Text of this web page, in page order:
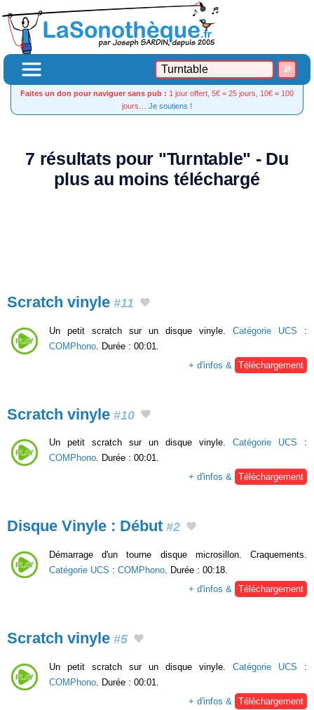
Faites un don pour naviguer sans pub : 1 jour offert, 5€ = 25 jours, 10€ = 100
jours… Je soutiens !
7 résultats pour "Turntable" - Du
plus au moins téléchargé
Scratch vinyle #11
Un petit scratch sur un disque vinyle. Catégorie UCS :
COMPhono . Durée : 00:01.
+ d'infos &
Téléchargement
Scratch vinyle #10
Un petit scratch sur un disque vinyle. Catégorie UCS :
COMPhono. Durée : 00:01.
+ d'infos & Téléchargement
Disque Vinyle : Début #2
Démarrage d'un tourne disque microsillon. Craquements.
Catégorie UCS : COMPhono . Durée : 00:18.
+ d'infos &
Téléchargement
Scratch vinyle #5
Un petit scratch sur un disque vinyle. Catégorie UCS :
COMPhono . Durée : 00:01.
+ d'infos &
Téléchargement